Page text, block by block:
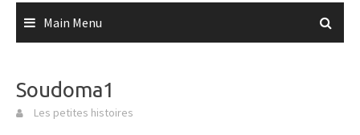
Main Menu
Soudoma1
Les petites histoires